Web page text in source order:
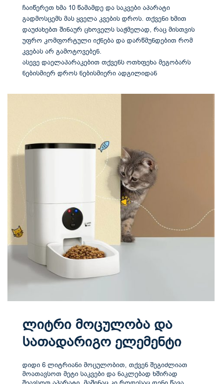
ჩაიწერეთ ხმა 10 წამამდე და საკვები აპარატი
გადმოსცემს მას ყველა კვების დროს. თქვენი ხმით
დაუძახებთ შინაურ ცხოველს საჭმელად, რაც მისთვის
უფრო კომფორტული იქნება და დარწმუნდებით რომ
კვებას არ გამოტოვებენ.
ასევე დაელაპარაკებით თქვენს ოთხფეხა მეგობარს
ნებისმიერ დროს ნებისმიერი ადგილიდან
ლიტრი მოცულობა და
სათადარიგო ელემენტი
დიდი 6 ლიტრიანი მოცულობით, თქვენ შეგიძლიათ
მოათავსოთ მეტი საკვები და ნაკლებად ხშირად